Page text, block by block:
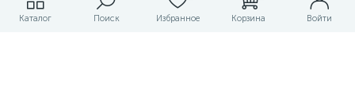
Каталог Поиск Избранное Корзина Войти